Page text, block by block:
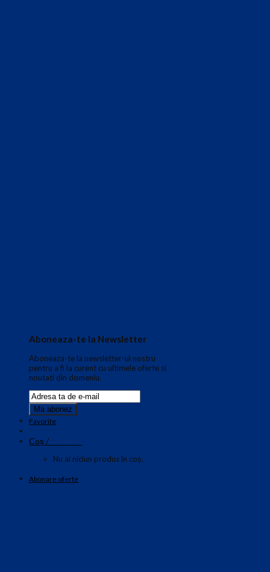
Aboneaza-te la Newsletter
Aboneaza-te la newsletter-ul nostru
pentru a fi la curent cu ultimele oferte si
noutati din domeniu.
Favorite
Coș /
Nu ai niciun produs în coș.
Abonare oferte